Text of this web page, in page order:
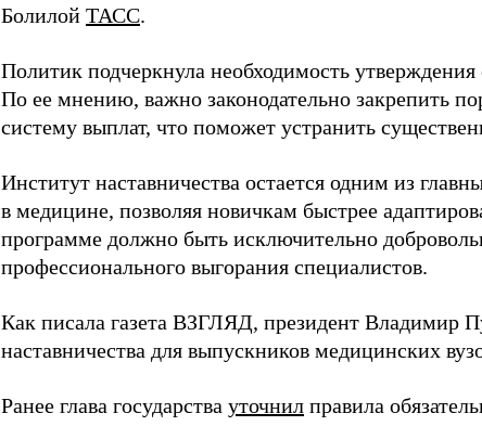
Болилой ТАСС.
Политик подчеркнула необходимость
По ее мнению, важно законодательно закрепить
систему выплат, что поможет устранить
Институт наставничества остается одним из
в медицине, позволяя новичкам быстрее
программе должно быть исключительно
профессионального выгорания специалистов.
Как писала газета ВЗГЛЯД, президент Владимир
наставничества для выпускников медицинских
Ранее глава государства уточнил правила